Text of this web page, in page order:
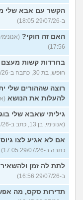
הקשר עם אבא שלי
ב-29/07/26 18:05)
האם זה חוקי?
17:56)
בחרדות קשות
חופש, בת 30, כתבה ב-29/07/26 17:47)
רוצה שההורים שלי
להעלות את הנושא
גיליתי שאבא שלי
(אנונימי, בן 13, כתב ב-29/07/26 17:25)
אם לא אגיע לצו
כתבה ב-29/07/26 17:05)
לתת לה זמן
ב-29/07/26 16:56)
תדירות סקס, מה